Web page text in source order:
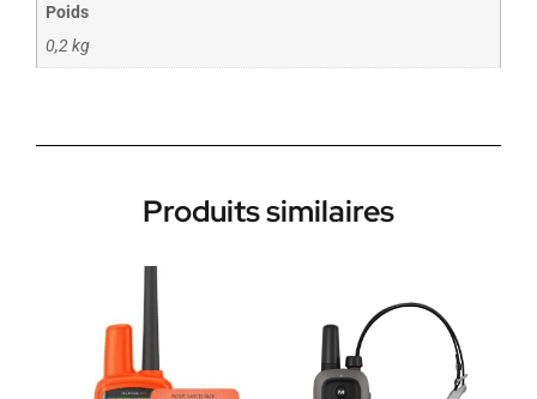
Poids
0,2 kg
Produits similaires